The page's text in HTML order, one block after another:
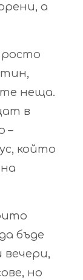
а
неща.
в
–
който
бъде
вечери,
но